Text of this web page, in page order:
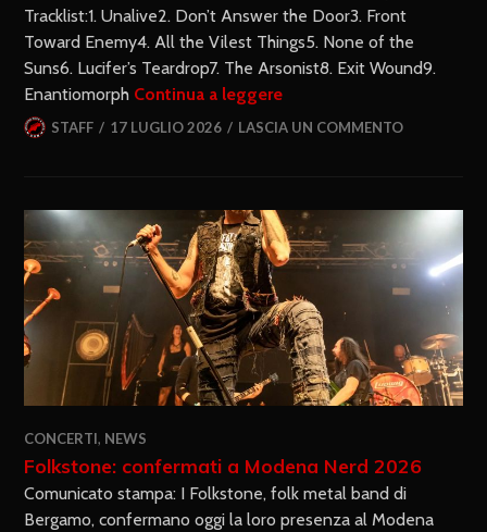
Tracklist:1. Unalive2. Don’t Answer the Door3. Front
Toward Enemy4. All the Vilest Things5. None of the
Suns6. Lucifer’s Teardrop7. The Arsonist8. Exit Wound9.
Enantiomorph Continua a leggere
STAFF 17 LUGLIO 2026 LASCIA UN COMMENTO
CONCERTI, NEWS
Folkstone: confermati a Modena Nerd 2026
Comunicato stampa: I Folkstone, folk metal band di
Bergamo, confermano oggi la loro presenza al Modena